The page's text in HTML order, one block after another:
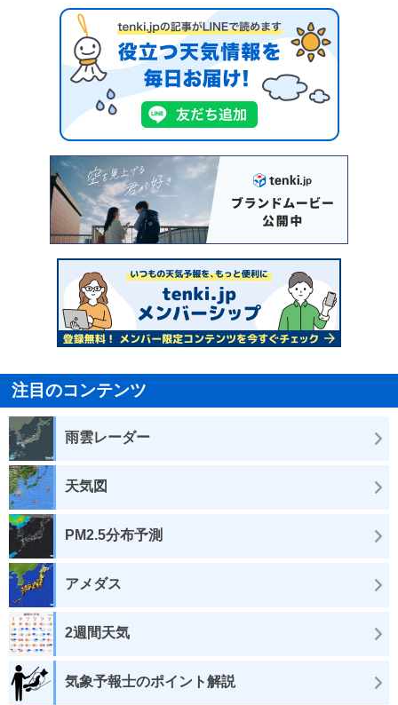
注目のコンテンツ
雨雲レーダー
天気図
PM2.5分布予測
アメダス
2週間天気
気象予報士のポイント解説